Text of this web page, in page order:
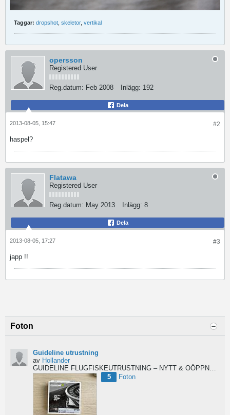
Taggar: dropshot skeletor, vertikal
opersson
Registered User
Reg.datum: Feb 2008 Inlägg: 192
Dela
#2
2013-08-05, 15:47
haspel?
Flatawa
Registered User
Reg.datum: May 2013 Inlägg: 8
Dela
#3
2013-08-05, 17:27
japp !!
Foton
Guideline utrustning
av Hollander
5
Foton